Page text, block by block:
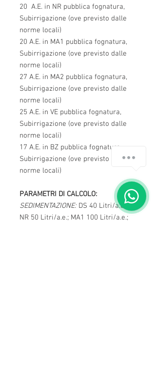
20 A.E. in NR pubblica fognatura,
Subirrigazione (ove previsto dalle
norme locali)
20 A.E. in MA1 pubblica fognatura,
Subirrigazione (ove previsto dalle
norme locali)
27 A.E. in MA2 pubblica fognatura,
Subirrigazione (ove previsto dalle
norme locali)
25 A.E. in VE pubblica fognatura,
Subirrigazione (ove previsto dalle
norme locali)
17 A.E. in BZ pubblica fognatura,
Subirrigazione (ove previsto dalle
norme locali)
PARAMETRI DI CALCOLO:
SEDIMENTAZIONE: DS 40 Litri/a.e.;
NR 50 Litri/a.e.; MA1 100 Litri/a.e.;